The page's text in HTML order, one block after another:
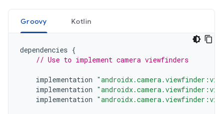
Groovy Kotlin
dependencies {
// Use to implement camera viewfinders
implementation
implementation
implementation